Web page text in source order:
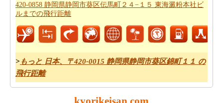
定値するのに役立ちます。
あなたの日本、〒420-0015 静岡県静岡市葵区錦町１１か
ら日本、〒420-0858 静岡県静岡市葵区伝馬町２４−１５
計画を作成する必要ですか。日本、〒420-0015 静岡県静
岡市葵区錦町１１から日本、〒420-0858 静岡県静岡市葵
区伝馬町２４−１５ 東海澱粉本社ビルまでの旅行ために
私たちの旅のプランナーをお試しください。
420-0858 静岡県静岡市葵区伝馬町２４−１５ 東海澱粉本社ビ
ルまでの飛行距離
> もっと 日本、〒420-0015 静岡県静岡市葵区錦町１１ の
飛行距離